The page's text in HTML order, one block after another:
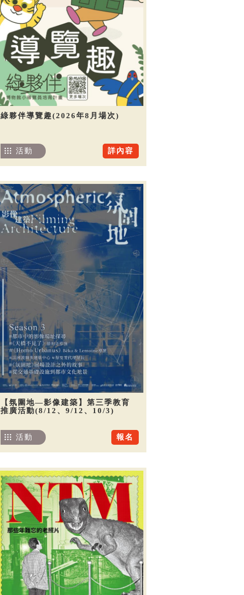
綠夥伴導覽趣(2026年8月場次)
詳內容
活動
【氛圍地—影像建築】第三季教育
推廣活動(8/12、9/12、10/3)
報名
活動